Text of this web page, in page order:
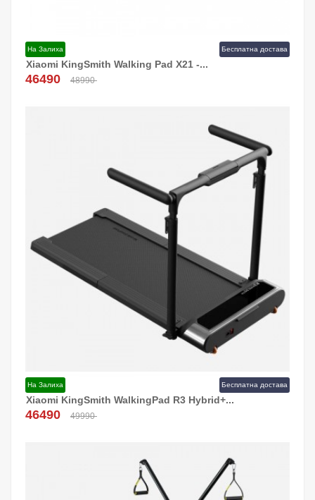
На Залиха Бесплатна достава
Xiaomi KingSmith Walking Pad X21 -...
46490 48990
Додај Во Кошница!
На Залиха Бесплатна достава
Xiaomi KingSmith WalkingPad R3 Hybrid+...
46490 49990
Додај Во Кошница!